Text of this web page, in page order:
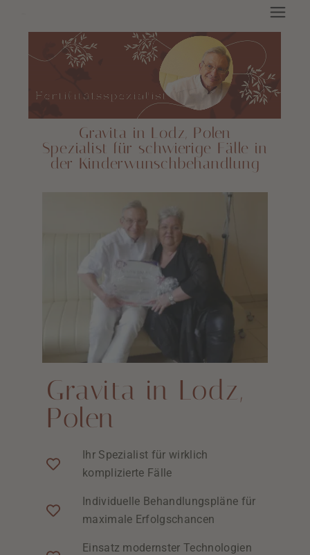
Gravita in Lodz, Polen
Spezialist für schwierige Fälle in
der Kinderwunschbehandlung
Gravita in Lodz,
Polen
Ihr Spezialist für wirklich
komplizierte Fälle
Individuelle Behandlungspläne für
maximale Erfolgschancen
Einsatz modernster Technologien